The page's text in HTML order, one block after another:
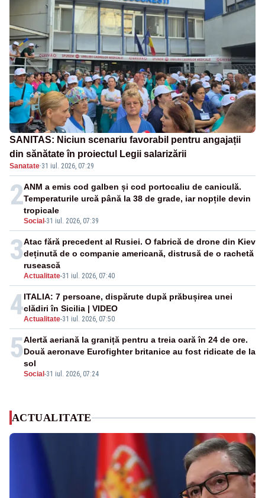
SANITAS: Niciun scenariu favorabil pentru angajații
din sănătate în proiectul Legii salarizării
Sanatate·31 iul. 2026, 07:29
2
Social -31 iul. 2026, 07:39
ANM a emis cod galben și cod portocaliu de caniculă.
Temperaturile urcă până la 38 de grade, iar nopțile devin
tropicale
3
Actualitate-31 iul. 2026, 07:40
Atac fără precedent al Rusiei. O fabrică de drone din Kiev
deținută de o companie americană, distrusă de o rachetă
rusească
4Actualitate-31 iul. 2026, 07:50
ITALIA: 7 persoane, dispărute după prăbușirea unei
clădiri în Sicilia | VIDEO
5
Social -31 iul. 2026, 07:24
Alertă aeriană la graniță pentru a treia oară în 24 de ore.
Două aeronave Eurofighter britanice au fost ridicate de la
sol
ACTUALITATE